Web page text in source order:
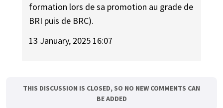
formation lors de sa promotion au grade de
BRI puis de BRC).
13 January, 2025 16:07
THIS DISCUSSION IS CLOSED, SO NO NEW COMMENTS CAN
BE ADDED